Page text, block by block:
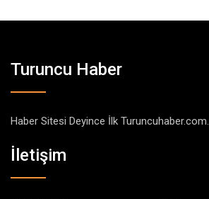
Turuncu Haber
Haber Sitesi Deyince İlk
İletişim